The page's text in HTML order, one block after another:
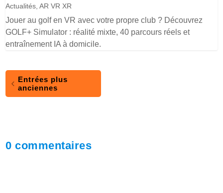
Actualités ,AR VR XR
Jouer au golf en VR avec votre propre club ? Découvrez
GOLF+ Simulator : réalité mixte, 40 parcours réels et
entraînement IA à domicile.
Entrées plus
anciennes
0 commentaires